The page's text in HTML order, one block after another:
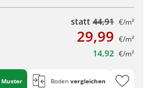
statt 44,91 €/m²
29,99 €/m²
14,92 €/m²
Muster Boden vergleichen